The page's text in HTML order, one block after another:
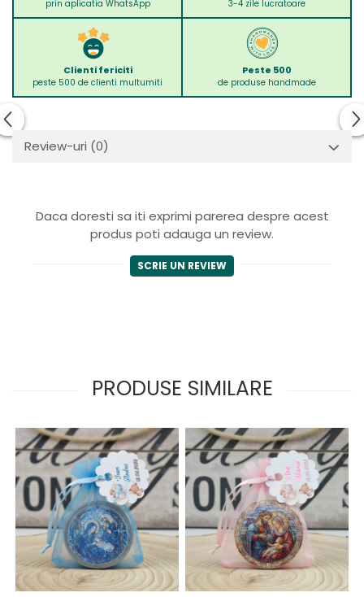
prin aplicatia WhatsApp 3-4 zile lucratoare
Clienti fericiti
peste 500 de clienti multumiti
Peste 500
de produse handmade
Review-uri (0)
Daca doresti sa iti exprimi parerea despre acest
produs poti adauga un review.
SCRIE UN REVIEW
PRODUSE SIMILARE